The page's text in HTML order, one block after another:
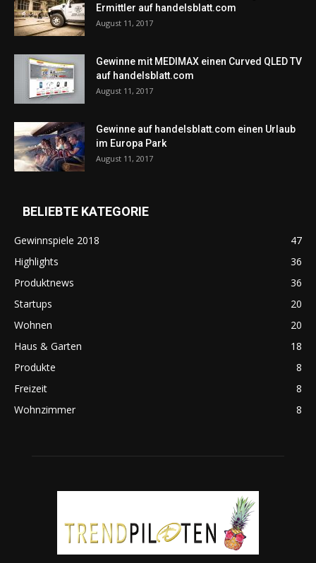
Ermittler auf handelsblatt.com
August 11, 2017
Gewinne mit MEDIMAX einen Curved QLED TV
auf handelsblatt.com
August 11, 2017
Gewinne auf handelsblatt.com einen Urlaub
im Europa Park
August 11, 2017
BELIEBTE KATEGORIE
Gewinnspiele 2018
47
Highlights
36
Produktnews
36
Startups
20
Wohnen
20
Haus & Garten
18
Produkte
8
Freizeit
8
Wohnzimmer
8